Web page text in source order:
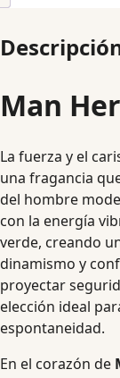
Man
La fuerza y el
una fragancia
del hombre
con la energía
verde, creando
dinamismo y
proyectar
elección ideal
espontaneidad.
En el corazón de